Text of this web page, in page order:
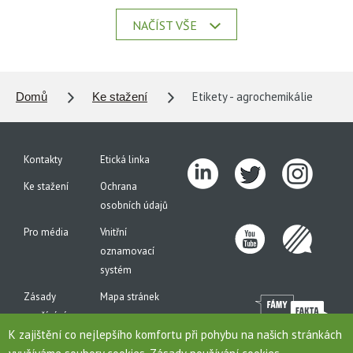
NAČÍST VŠE
Domů Ke stažení Etikety - agrochemikálie
Kontakty
Etická linka
Ke stažení
Ochrana
osobních údajů
Pro média
Vnitřní
oznamovací
systém
Zásady
používání
cookies
Mapa stránek
K zajištění co nejlepšího komfortu při pohybu na našich stránkách